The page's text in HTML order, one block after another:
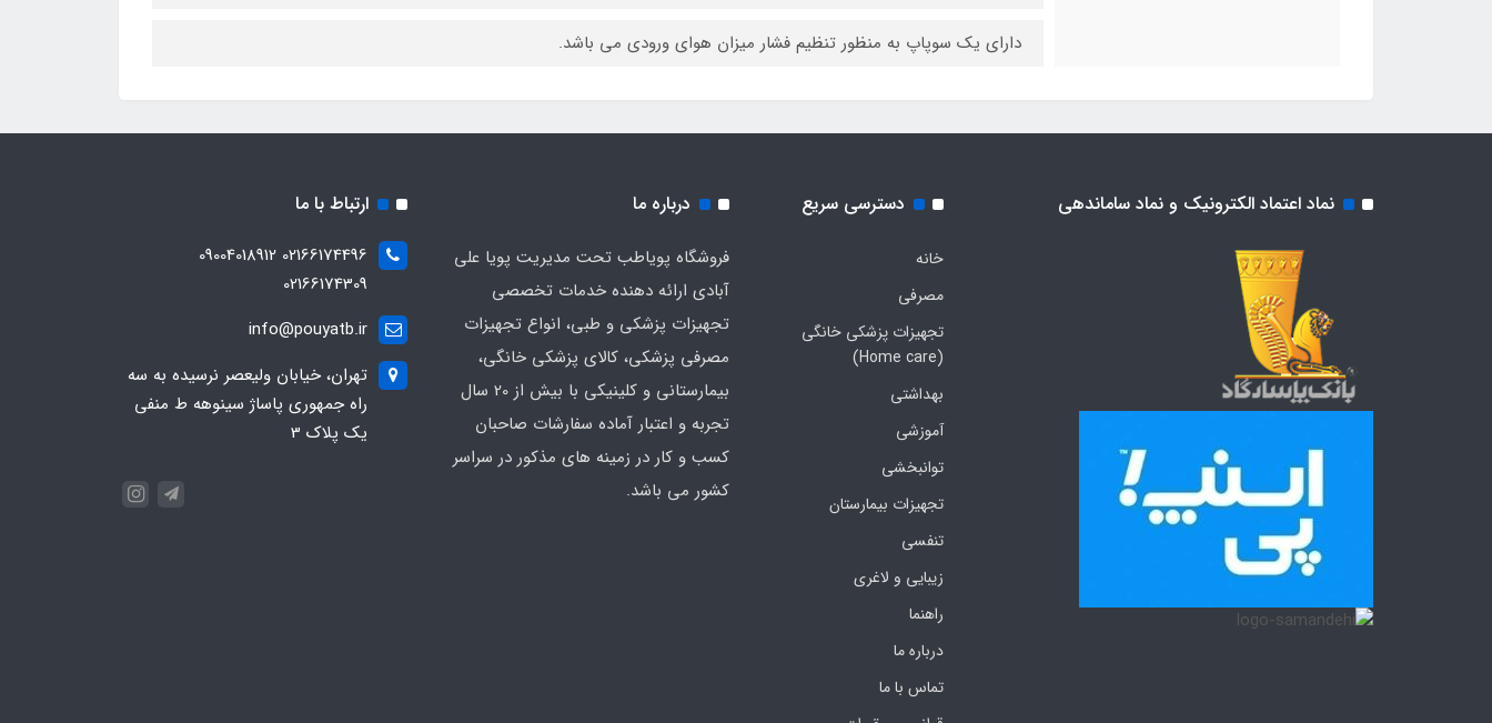
دارای یک سوپاپ به منظور تنظیم فشار میزان هوای ورودی می باشد.
نماد اعتماد الکترونیک و نماد ساماندهی دسترسی سریع
خانه
مصرفی
تجهیزات پزشکی خانگی
(Home care)
بهداشتی
آموزشی
توانبخشی
تجهیزات بیمارستان
تنفسی
زیبایی و لاغری
راهنما
درباره ما
تماس با ما
درباره ما
فروشگاه پویاطب تحت مدیریت پویا علی
آبادی ارائه دهنده خدمات تخصصی
تجهیزات پزشکی و طبی، انواع تجهیزات
مصرفی پزشکی، کالای پزشکی خانگی،
بیمارستانی و کلینیکی با بیش از 20 سال
تجربه و اعتبار آماده سفارشات صاحبان
کسب و کار در زمینه های مذکور در سراسر
کشور می باشد.
ارتباط با ما
02166174496 09004018912
02166174309
info@pouyatb.ir
تهران، خیابان ولیعصر نرسیده به سه
راه جمهوری پاساژ سینوهه ط منفی
یک پلاک 3